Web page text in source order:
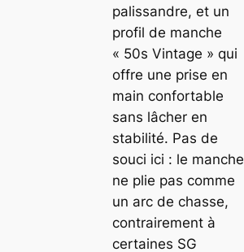
palissandre, et un
profil de manche
« 50s Vintage » qui
offre une prise en
main confortable
sans lâcher en
stabilité. Pas de
souci ici : le manche
ne plie pas comme
un arc de chasse,
contrairement à
certaines SG